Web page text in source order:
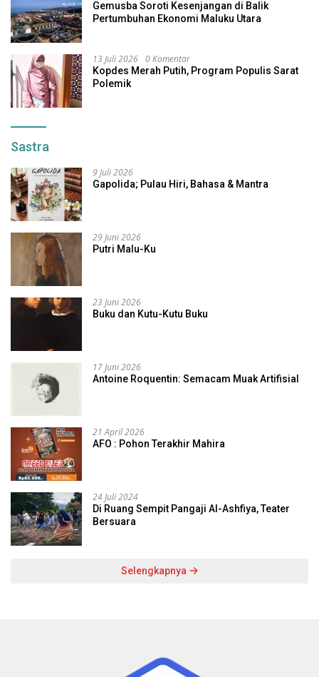
Gemusba Soroti Kesenjangan di Balik
Pertumbuhan Ekonomi Maluku Utara
13 Juli 2026 0 Komentar
Kopdes Merah Putih, Program Populis Sarat
Polemik
Sastra
9 Juli 2026
Gapolida; Pulau Hiri, Bahasa & Mantra
29 Juni 2026
Putri Malu-Ku
23 Juni 2026
Buku dan Kutu-Kutu Buku
17 Juni 2026
Antoine Roquentin: Semacam Muak Artifisial
21 April 2026
AFO : Pohon Terakhir Mahira
24 Juli 2024
Di Ruang Sempit Pangaji Al-Ashfiya, Teater
Bersuara
Selengkapnya